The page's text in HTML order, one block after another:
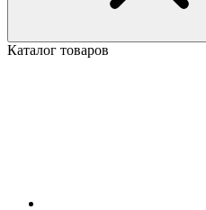
Каталог товаров